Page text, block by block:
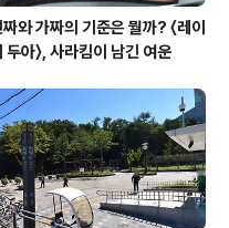
와 가짜의 기준은 뭘까? 〈레이
두아〉, 사라킴이 남긴 여운